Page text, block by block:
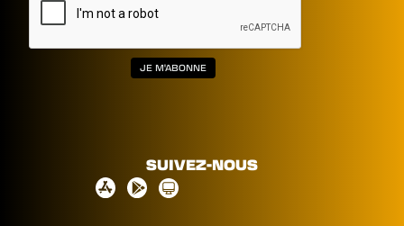
SUIVEZ-NOUS